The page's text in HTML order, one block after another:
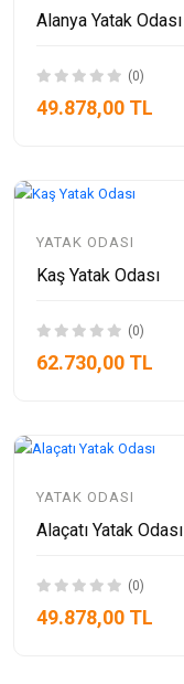
Alanya Yatak Odası
(0)
49.878,00 TL
YATAK ODASI
Kaş Yatak Odası
(0)
62.730,00 TL
YATAK ODASI
Alaçatı Yatak Odası
(0)
49.878,00 TL